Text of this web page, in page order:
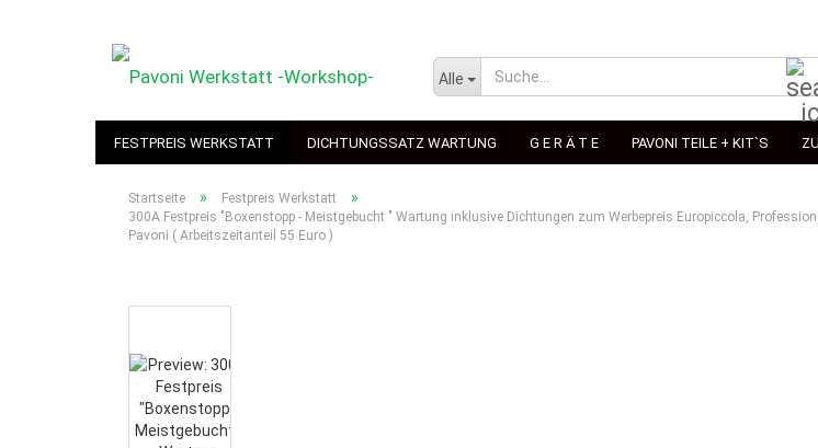
Alle
FESTPREIS WERKSTATT DICHTUNGSSATZ WARTUNG G E R Ä T E PAVONI TEILE + KIT`S
Startseite » Festpreis Werkstatt »
300A Festpreis "Boxenstopp - Meistgebucht " Wartung inklusive Dichtungen zum Werbepreis Europiccola,
Pavoni ( Arbeitszeitanteil 55 Euro )